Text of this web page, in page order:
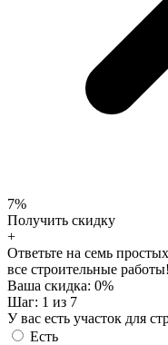
7%
Получить скидку
+
Ответьте на семь
все строительные работы!
Ваша скидка: 0%
Шаг: 1 из 7
У вас есть участок для
Есть